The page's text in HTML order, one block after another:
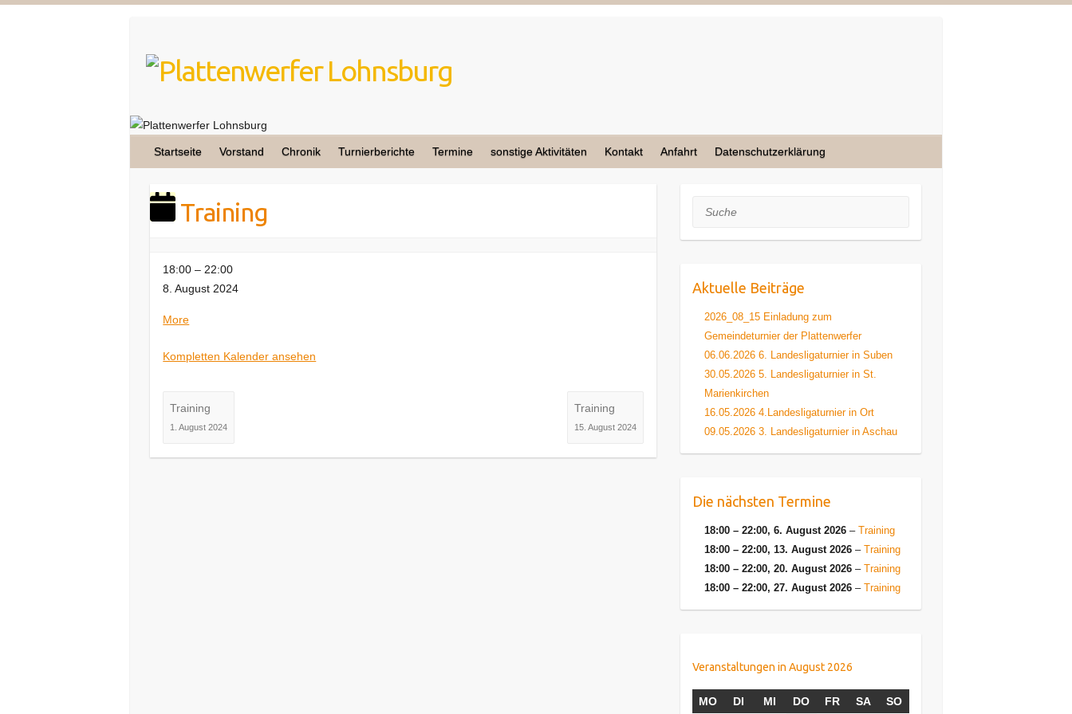
Startseite Vorstand Chronik Turnierberichte Termine sonstige Aktivitäten Kontakt Anfahrt Datenschutzerklärung
Training
Training
18:00 – 22:00
8. August 2024
Moreabout
Kompletten Kalender ansehen
Training
1. August 2024
Training
15. August 2024
Suche
Aktuelle Beiträge
2026_08_15 Einladung zum
Gemeindeturnier der Plattenwerfer
06.06.2026 6. Landesligaturnier in Suben
30.05.2026 5. Landesligaturnier in St.
Marienkirchen
16.05.2026 4.Landesligaturnier in Ort
09.05.2026 3. Landesligaturnier in Aschau
Die nächsten Termine
18:00 – 22:00, 6. August 2026– Training
18:00 – 22:00, 13. August 2026– Training
18:00 – 22:00, 20. August 2026– Training
18:00 – 22:00, 27. August 2026– Training
Veranstaltungen in August 2026
MOMONTAG
DI DIENSTAG
MI MITTWOCH
DODONNERSTAG
FRFREITAG
SASAMSTAG
SOSONNTAG